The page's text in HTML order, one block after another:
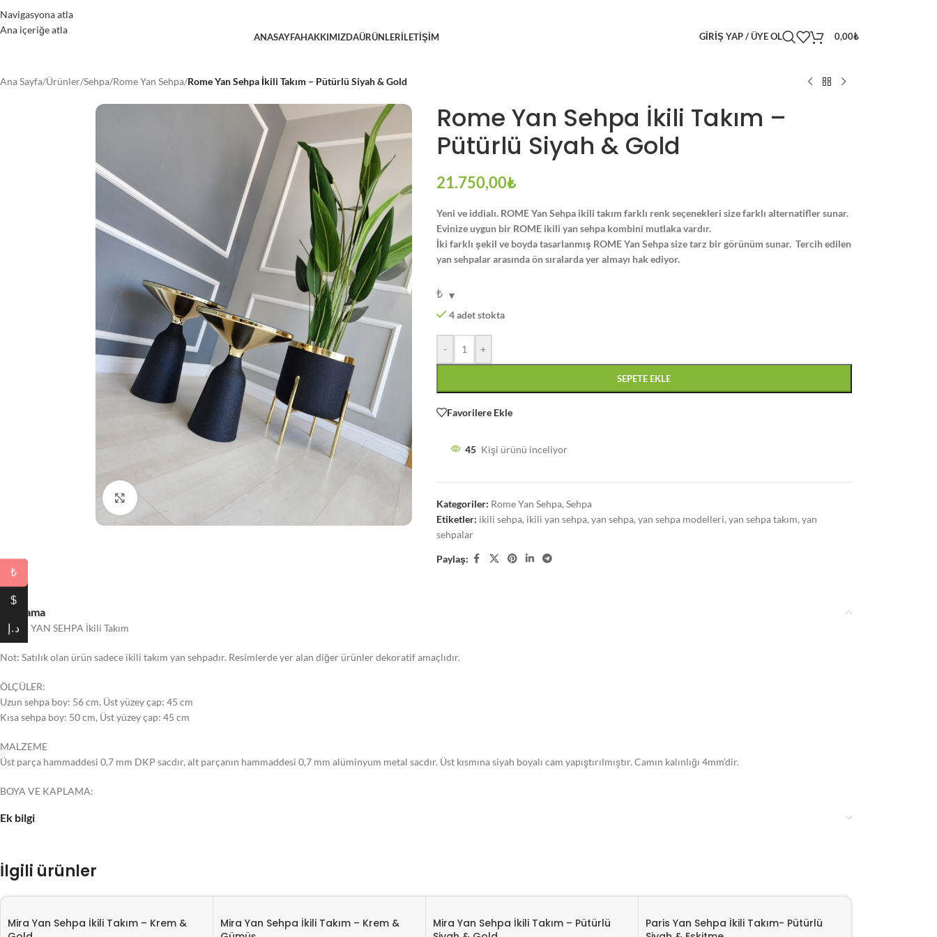
Navigasyona atla
Ana içeriğe atla
ANASAYFAHAKKIMIZDAÜRÜNLERİLETIŞIM GIRIŞ YAP / ÜYE OL 0,00₺
Ana Sayfa/Ürünler/Sehpa/Rome Yan Sehpa/Rome Yan Sehpa İkili Takım – Pütürlü Siyah & Gold
Rome Yan Sehpa İkili Takım –
Pütürlü Siyah & Gold
21.750,00₺
Yeni ve iddialı. ROME Yan Sehpa ikili takım farklı renk seçenekleri size farklı alternatifler sunar.
Evinize uygun bir ROME ikili yan sehpa kombini mutlaka vardır.
İki farklı şekil ve boyda tasarlanmış ROME Yan Sehpa size tarz bir görünüm sunar. Tercih edilen
yan sehpalar arasında ön sıralarda yer almayı hak ediyor.
₺
4 adet stokta
- +
SEPETE EKLE
Favorilere Ekle
45 Kişi ürünü inceliyor
Kategoriler: Rome Yan Sehpa, Sehpa
Etiketler: ikili sehpa, ikili yan sehpa, yan sehpa, yan sehpa modelleri, yan sehpa takım, yan
sehpalar
Paylaş:
Açıklama
ROME YAN SEHPA İkili Takım
Not: Satılık olan ürün sadece ikili takım yan sehpadır. Resimlerde yer alan diğer ürünler dekoratif amaçlıdır.
ÖLÇÜLER:
Uzun sehpa boy: 56 cm, Üst yüzey çap: 45 cm
Kısa sehpa boy: 50 cm, Üst yüzey çap: 45 cm
MALZEME
Üst parça hammaddesi 0,7 mm DKP sacdır, alt parçanın hammaddesi 0,7 mm alüminyum metal sacdır. Üst kısmına siyah boyalı cam yapıştırılmıştır. Camın kalınlığı 4mm’dir.
BOYA VE KAPLAMA:
edilir.
Ek bilgi
İlgili ürünler
Mira Yan Sehpa İkili Takım – Krem &
Mira Yan Sehpa İkili Takım – Krem &
Mira Yan Sehpa İkili Takım – Pütürlü
Paris Yan Sehpa İkili Takım- Pütürlü
₺
$
د.إ